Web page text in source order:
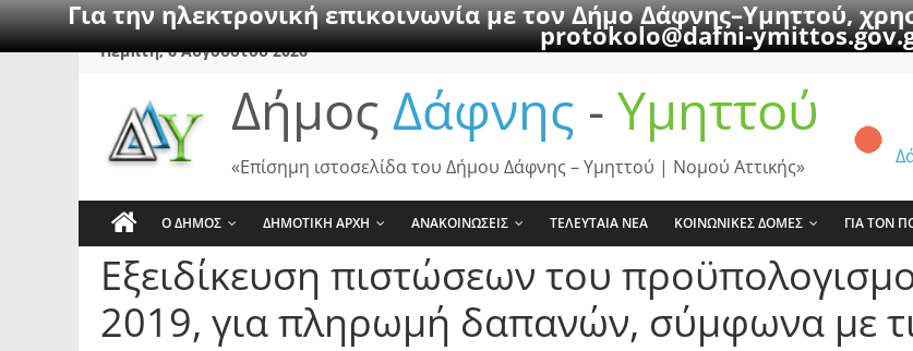
Για την ηλεκτρονική επικοινωνία με τον Δήμο Δάφνης–Υμηττού,
protokolo@dafni-
SkipΠέμπτη, 6 Αυγούστου 2026
Δήμος Δάφνης - Υμηττού
«Επίσημη ιστοσελίδα του Δήμου Δάφνης – Υμηττού | Νομού Αττικής»
Ο ΔΗΜΟΣ ΔΗΜΟΤΙΚΗ ΑΡΧΗ ΑΝΑΚΟΙΝΩΣΕΙΣ ΤΕΛΕΥΤΑΙΑ ΝΕΑ ΚΟΙΝΩΝΙΚΕΣ ΔΟΜΕΣ ΓΙΑ ΤΟΝ
Εξειδίκευση πιστώσεων του
2019, για πληρωμή δαπανών, σύμφωνα με